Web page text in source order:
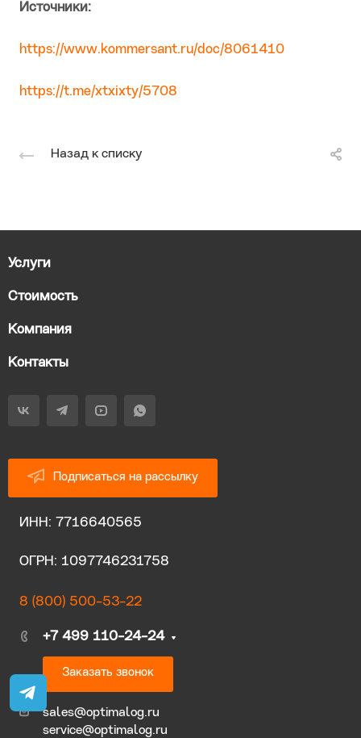
Источники:
https://www.kommersant.ru/doc/8061410
https://t.me/xtxixty/5708
Назад к списку
Услуги
Стоимость
Компания
Контакты
Подписаться на рассылку
ИНН: 7716640565
ОГРН: 1097746231758
8 (800) 500-53-22
+7 499 110-24-24
Заказать звонок
sales@optimalog.ru
service@optimalog.ru